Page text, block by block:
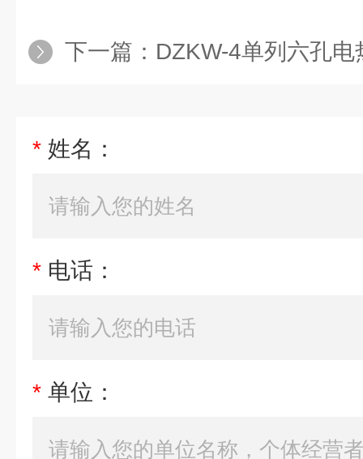
下一篇： DZKW-4单列六孔
* 姓名：
* 电话：
* 单位：